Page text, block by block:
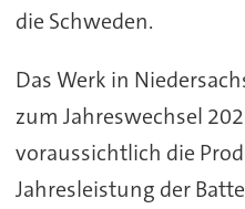
die Schweden.
Das Werk in
zum Jahreswechsel
voraussichtlich die
Jahresleistung der